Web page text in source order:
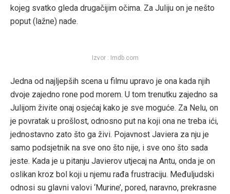
kojeg svatko gleda drugačijim očima. Za Juliju on je nešto
poput (lažne) nade.
Izvor : Imdb.com
Jedna od najljepših scena u filmu upravo je ona kada njih
dvoje zajedno rone pod morem. U tom trenutku zajedno sa
Julijom živite onaj osjećaj kako je sve moguće. Za Nelu, on
je povratak u prošlost, odnosno put na koji ona ne treba ići,
jednostavno zato što ga živi. Pojavnost Javiera za nju je
samo podsjetnik na sve ono što nije, i sve ono što sada
jeste. Kada je u pitanju Javierov utjecaj na Antu, onda je on
oslikan kroz bol koji u njemu rađa frustraciju. Međuljudski
odnosi su glavni valovi ‘Murine’, pored, naravno, prekrasne